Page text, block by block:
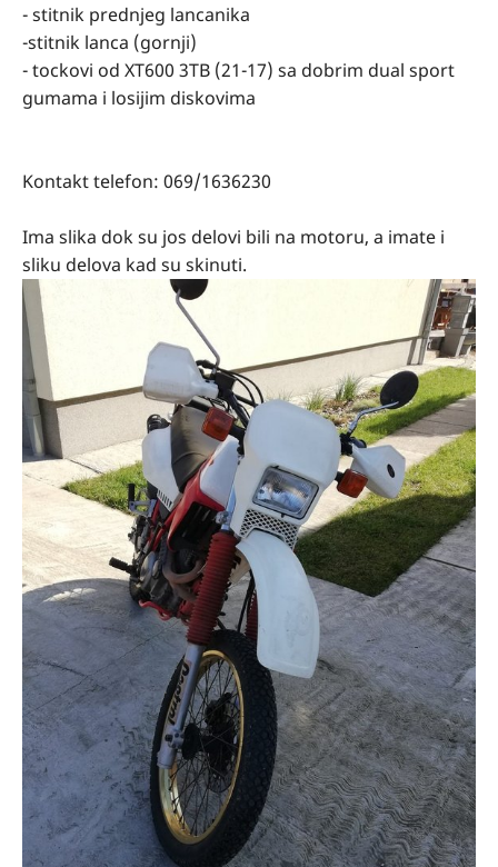
- stitnik prednjeg lancanika
-stitnik lanca (gornji)
- tockovi od XT600 3TB (21-17) sa dobrim dual sport
gumama i losijim diskovima
Kontakt telefon: 069/1636230
Ima slika dok su jos delovi bili na motoru, a imate i
sliku delova kad su skinuti.